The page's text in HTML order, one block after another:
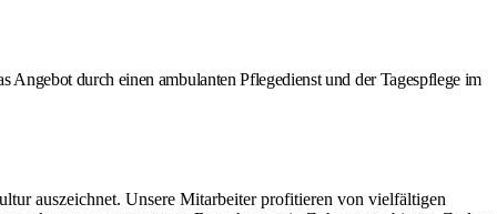
durch einen ambulanten Pflegedienst und der Tagespflege im
auszeichnet. Unsere Mitarbeiter profitieren von vielfältigen